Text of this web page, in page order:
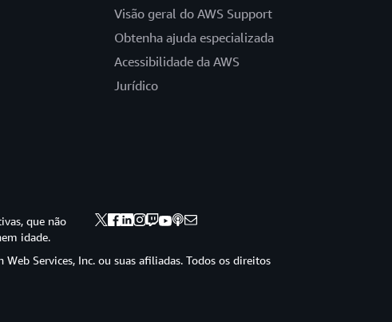
Visão geral do AWS Support
Obtenha ajuda especializada
Acessibilidade da AWS
Jurídico
que não
idade.
Services, Inc. ou suas afiliadas. Todos os direitos